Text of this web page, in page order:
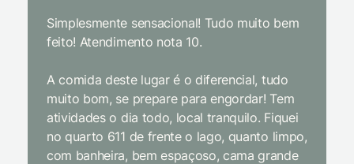
Simplesmente sensacional! Tudo muito bem
feito! Atendimento nota 10.
A comida deste lugar é o diferencial, tudo
muito bom, se prepare para engordar! Tem
atividades o dia todo, local tranquilo. Fiquei
no quarto 611 de frente o lago, quanto limpo,
com banheira, bem espaçoso, cama grande